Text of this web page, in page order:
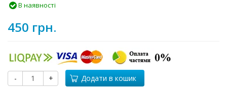
В наявності
450 грн.
- + Додати в кошик